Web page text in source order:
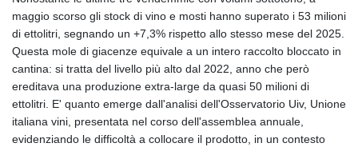
maggio scorso gli stock di vino e mosti hanno superato i 53 milioni
di ettolitri, segnando un +7,3% rispetto allo stesso mese del 2025.
Questa mole di giacenze equivale a un intero raccolto bloccato in
cantina: si tratta del livello più alto dal 2022, anno che però
ereditava una produzione extra-large da quasi 50 milioni di
ettolitri. E' quanto emerge dall'analisi dell'Osservatorio Uiv, Unione
italiana vini, presentata nel corso dell'assemblea annuale,
evidenziando le difficoltà a collocare il prodotto, in un contesto